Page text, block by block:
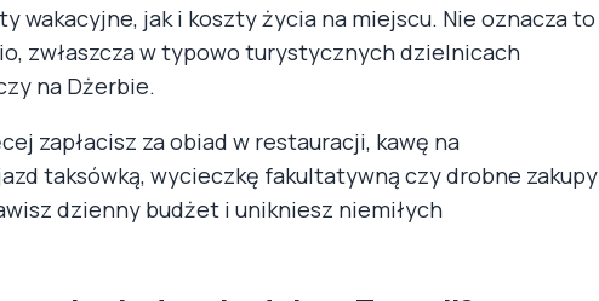
wakacyjne, jak i koszty życia na miejscu. Nie oznacza to
zwłaszcza w typowo turystycznych dzielnicach
na Dżerbie.
zapłacisz za obiad w restauracji, kawę na
taksówką, wycieczkę fakultatywną czy drobne zakupy
dzienny budżet i unikniesz niemiłych